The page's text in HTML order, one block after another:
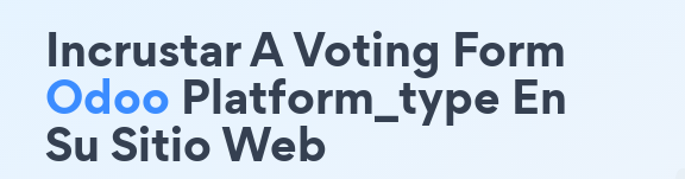
Incrustar A Voting Form
Odoo Platform_type En
Su Sitio Web